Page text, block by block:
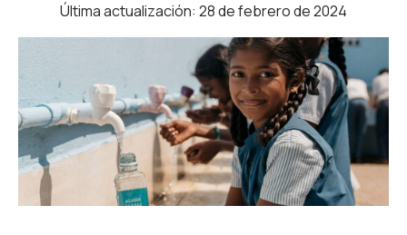
Última actualización: 28 de febrero de 2024